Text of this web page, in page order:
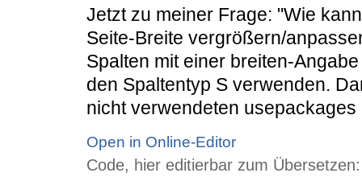
Jetzt zu meiner Frage: "Wie
Seite-Breite vergrößern/
Spalten mit einer breiten-
den Spaltentyp S verwenden.
nicht verwendeten
Open in Online-Editor
Code, hier editierbar zum Übersetzen: